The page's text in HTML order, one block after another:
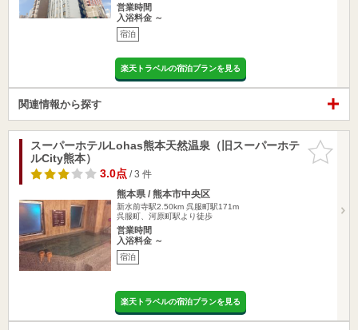
営業時間
入浴料金 ～
宿泊
楽天トラベルの宿泊プランを見る
関連情報から探す
お気に入
りに追加
スーパーホテルLohas熊本天然温泉（旧スーパーホテ
ルCity熊本）
3.0点/ 3 件
熊本県 / 熊本市中央区
新水前寺駅2.50km 呉服町駅171m
呉服町、河原町駅より徒歩
営業時間
入浴料金 ～
宿泊
楽天トラベルの宿泊プランを見る